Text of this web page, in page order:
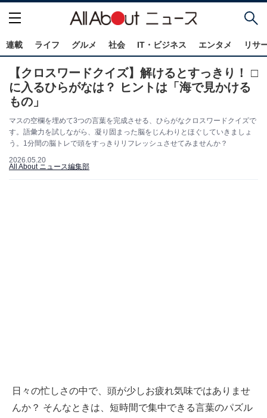
連載 ライフ グルメ 社会 IT・ビジネス エンタメ リサ
【クロスワードクイズ】解けるとすっきり！ □
に入るひらがなは？ ヒントは「海で見かける
もの」
マスの空欄を埋めて3つの言葉を完成させる、ひらがなクロスワードクイズで
す。語彙力を試しながら、凝り固まった脳をじんわりとほぐしていきましょ
う。1分間の脳トレで頭をすっきりリフレッシュさせてみませんか？
2026.05.20
All About ニュース編集部
日々の忙しさの中で、頭が少しお疲れ気味ではありませ
んか？ そんなときは、短時間で集中できる言葉のパズル